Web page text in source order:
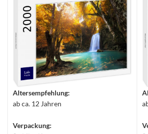
Altersempfehlung:
ab ca. 12 Jahren
Verpackung: